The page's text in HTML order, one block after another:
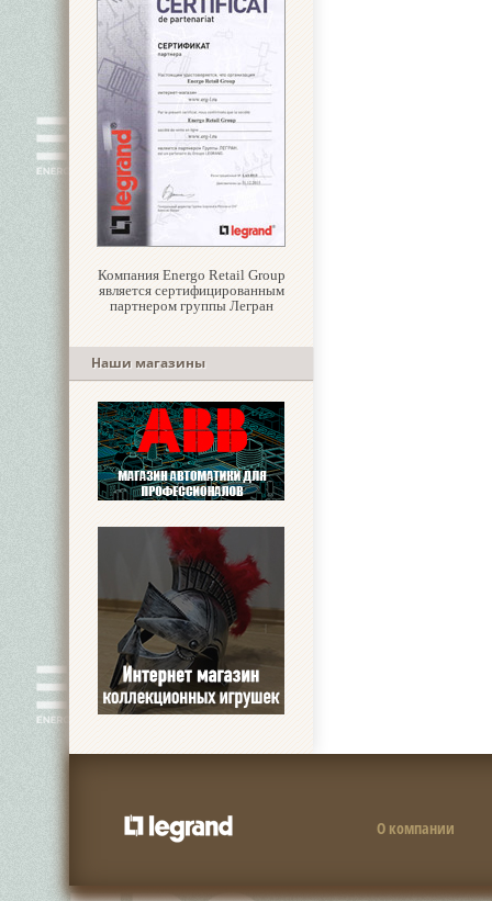
Компания Energo Retail Group
является сертифицированным
партнером группы Легран
Наши магазины
О компании